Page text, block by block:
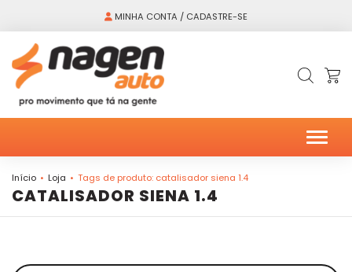
MINHA CONTA / CADASTRE-SE
Início Loja Tags de produto: catalisador siena 1.4
CATALISADOR SIENA 1.4